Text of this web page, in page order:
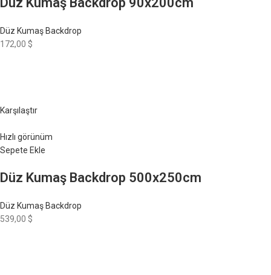
Düz Kumaş Backdrop
172,00 $
Karşılaştır
Hızlı görünüm
Sepete Ekle
Düz Kumaş Backdrop 500x250cm
Düz Kumaş Backdrop
539,00 $